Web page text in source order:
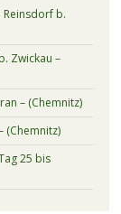
Reinsdorf b.
Zwickau –
– (Chemnitz)
(Chemnitz)
25 bis